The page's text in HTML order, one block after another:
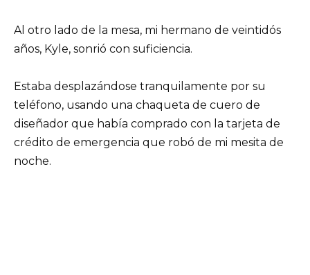
Al otro lado de la mesa, mi hermano de veintidós
años, Kyle, sonrió con suficiencia.
Estaba desplazándose tranquilamente por su
teléfono, usando una chaqueta de cuero de
diseñador que había comprado con la tarjeta de
crédito de emergencia que robó de mi mesita de
noche.